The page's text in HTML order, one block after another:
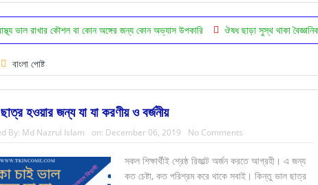
কৌশল বা কোন অঙ্গের জন্য কোন অভ্যাস উপকারি ঔষধ ছাড়া সুস্থ থাকা বৈজ্ঞানিকভাবে
বাংলা পোষ্ট
হওয়ার জন্য যা যা করণীয় ও বর্জনীয়
By: Md Nazrul Islam on: December 06, 2019 No Comments
সকল শিক্ষার্থীই শ্রেষ্ঠ রিজাল্ট অর্জন করতে আগ্রহী। এ জন্য
কত চেষ্টা, কত পরিশ্রম করে থাকে সবাই। কিন্তু ভাল ছাত্র